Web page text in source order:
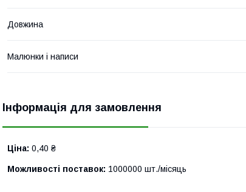
Довжина
Малюнки і написи
Інформація для замовлення
Ціна: 0,40 ₴
Можливості поставок: 1000000 шт./місяць